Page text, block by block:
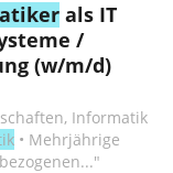
als IT
/
(w/m/d)
Informatik
• Mehrjährige